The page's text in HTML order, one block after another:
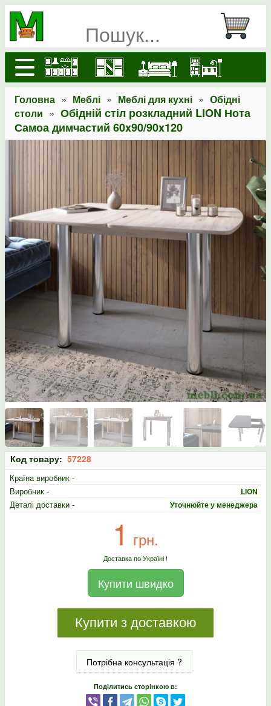
Головна » Меблі » Меблі для кухні » Обідні
столи » Обідній стіл розкладний LION Нота
Самоа димчастий 60x90/90x120
Код товару: 57228
Країна виробник -
Виробник -
LION
Деталі доставки - Уточнюйте у менеджера
1 грн.
Доставка по Україні !
Купити швидко
Купити з доставкою
Потрібна консультація ?
Поділитись сторінкою в: